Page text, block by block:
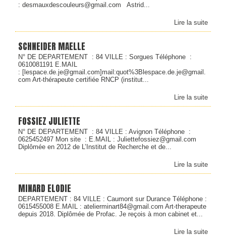
: desmauxdescouleurs@gmail.com Astrid...
Lire la suite
SCHNEIDER MAELLE
N° DE DEPARTEMENT : 84 VILLE : Sorgues Téléphone :
0610081191 E.MAIL
: [lespace.de.je@gmail.com]mail:quot%3Blespace.de.je@gmail.
com Art-thérapeute certifiée RNCP (institut...
Lire la suite
FOSSIEZ JULIETTE
N° DE DEPARTEMENT : 84 VILLE : Avignon Téléphone :
0625452497 Mon site : E.MAIL : Juliettefossiez@gmail.com
Diplômée en 2012 de L’Institut de Recherche et de...
Lire la suite
MINARD ELODIE
DEPARTEMENT : 84 VILLE : Caumont sur Durance Téléphone :
0615455008 E.MAIL : atelierminart84@gmail.com Art-therapeute
depuis 2018. Diplômée de Profac. Je reçois à mon cabinet et...
Lire la suite